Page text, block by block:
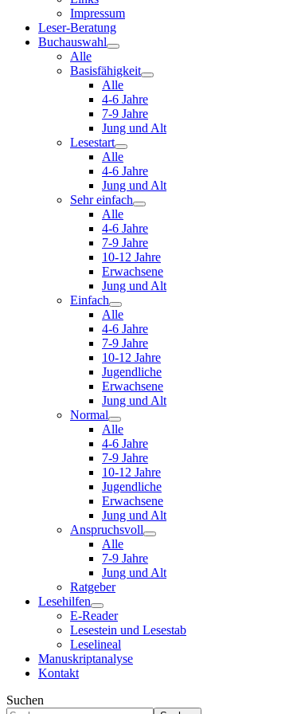
Impressum
Leser-Beratung
Buchauswahl
Alle
Basisfähigkeit
Alle
4-6 Jahre
7-9 Jahre
Jung und Alt
Lesestart
Alle
4-6 Jahre
Jung und Alt
Sehr einfach
Alle
4-6 Jahre
7-9 Jahre
10-12 Jahre
Erwachsene
Jung und Alt
Einfach
Alle
4-6 Jahre
7-9 Jahre
10-12 Jahre
Jugendliche
Erwachsene
Jung und Alt
Normal
Alle
4-6 Jahre
7-9 Jahre
10-12 Jahre
Jugendliche
Erwachsene
Jung und Alt
Anspruchsvoll
Alle
7-9 Jahre
Jung und Alt
Ratgeber
Lesehilfen
E-Reader
Lesestein und Lesestab
Leselineal
Manuskriptanalyse
Kontakt
Suchen